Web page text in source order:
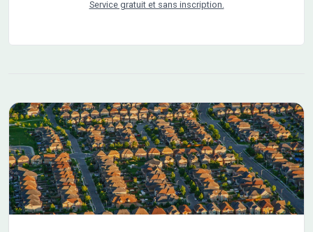
d'informations, n'hésitez pas à contacter Sébastien
Service gratuit et sans inscription.